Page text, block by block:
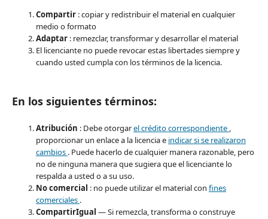
Compartir : copiar y redistribuir el material en cualquier
medio o formato
Adaptar : remezclar, transformar y desarrollar el material
El licenciante no puede revocar estas libertades siempre y
cuando usted cumpla con los términos de la licencia.
En los siguientes términos:
Atribución : Debe otorgarel crédito correspondiente ,
proporcionar un enlace a la licencia e indicar si se realizaron
cambios . Puede hacerlo de cualquier manera razonable, pero
no de ninguna manera que sugiera que el licenciante lo
respalda a usted o a su uso.
No comercial : no puede utilizar el material con fines
comerciales .
CompartirIgual — Si remezcla, transforma o construye